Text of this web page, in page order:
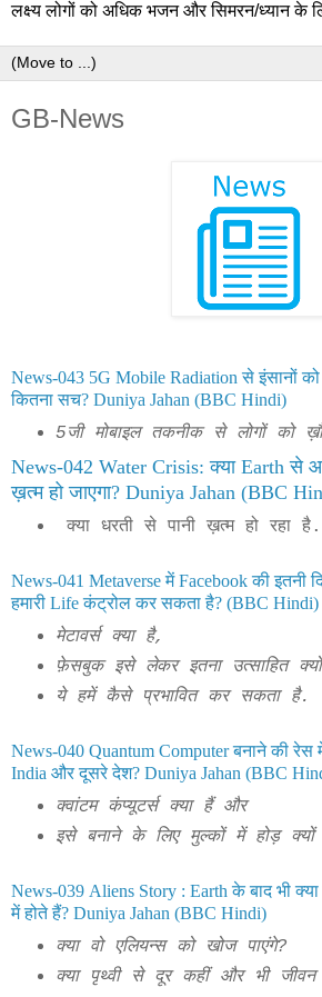
लक्ष्य लोगों को अधिक भजन और सिमरन/ध्यान के
GB-News
News-043 5G Mobile Radiation से इंसानों
कितना सच? Duniya Jahan (BBC Hindi)
5जी मोबाइल तकनीक से लोगों को
News-042 Water Crisis: क्या Earth से
ख़त्म हो जाएगा? Duniya Jahan (BBC
क्या धरती से पानी ख़त्म हो रहा है.
News-041 Metaverse में Facebook की इतनी
हमारी Life कंट्रोल कर सकता है? (BBC Hindi)
मेटावर्स क्या है,
फ़ेसबुक इसे लेकर इतना उत्साहित
ये हमें कैसे प्रभावित कर सकता है.
News-040 Quantum Computer बनाने की रेस
India और दूसरे देश? Duniya Jahan (BBC
क्वांटम कंप्यूटर्स क्या हैं और
इसे बनाने के लिए मुल्कों में होड़
News-039 Aliens Story : Earth के बाद भी
में होते हैं? Duniya Jahan (BBC Hindi)
क्या वो एलियन्स को खोज पाएंगे?
क्या पृथ्वी से दूर कहीं और भी